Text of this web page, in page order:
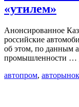
«утилем»
Анонсированное
российские
об этом, по данным
промышленности …
автопром, авторынок